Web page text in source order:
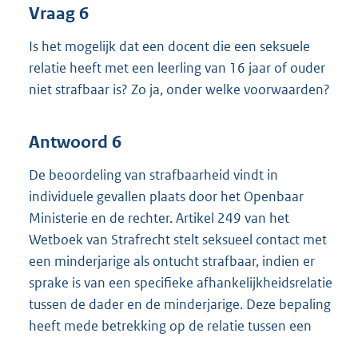
Vraag 6
Is het mogelijk dat een docent die een seksuele
relatie heeft met een leerling van 16 jaar of ouder
niet strafbaar is? Zo ja, onder welke voorwaarden?
Antwoord 6
De beoordeling van strafbaarheid vindt in
individuele gevallen plaats door het Openbaar
Ministerie en de rechter. Artikel 249 van het
Wetboek van Strafrecht stelt seksueel contact met
een minderjarige als ontucht strafbaar, indien er
sprake is van een specifieke afhankelijkheidsrelatie
tussen de dader en de minderjarige. Deze bepaling
heeft mede betrekking op de relatie tussen een